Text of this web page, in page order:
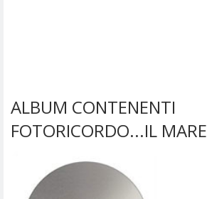
ALBUM CONTENENTI
FOTORICORDO...IL MARE